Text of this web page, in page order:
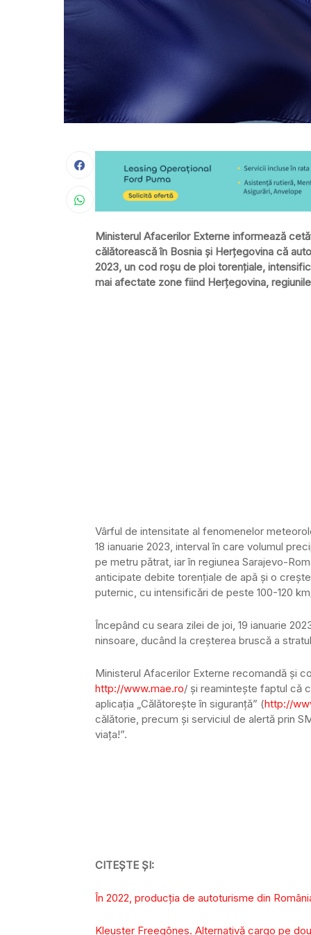
Ministerul Afacerilor Externe informează
călătorească în Bosnia şi Herţegovina că
2023, un cod roşu de ploi torenţiale,
mai afectate zone fiind Herţegovina,
Vârful de intensitate al fenomenelor
18 ianuarie 2023, interval în care volumul
pe metru pătrat, iar în regiunea Sarajevo-
anticipate debite torenţiale de apă şi o
puternic, cu intensificări de peste 100-120
Începând cu seara zilei de joi, 19 ianuarie
ninsoare, ducând la creşterea bruscă a
Ministerul Afacerilor Externe recomandă şi
http://www.mae.ro/ şi reaminteşte faptul că
aplicaţia „Călătoreşte în siguranţă” (http://
călătorie, precum şi serviciul de alertă prin
viaţa!”.
CITEȘTE ȘI:
În 2022, producţia de autoturisme din
Kleuster Freegônes. Alternativă cargo pe